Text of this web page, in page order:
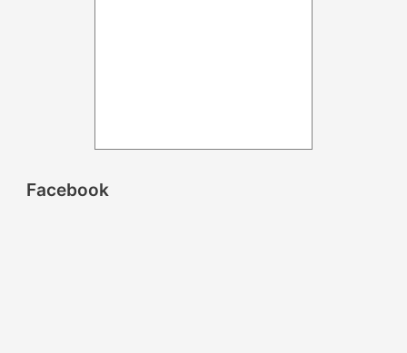
Facebook